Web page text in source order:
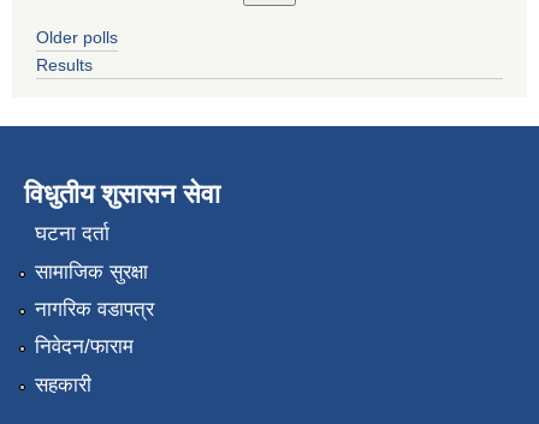
Older polls
Results
विधुतीय शुसासन सेवा
घटना दर्ता
सामाजिक सुरक्षा
नागरिक वडापत्र
निवेदन/फाराम
सहकारी